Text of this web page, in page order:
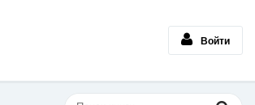
Войти